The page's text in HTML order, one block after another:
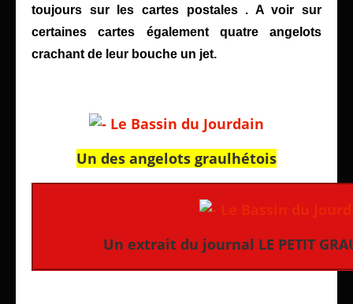
toujours sur les cartes postales . A voir sur
certaines cartes également quatre angelots
crachant de leur bouche un jet.
Un des angelots graulhétois
Un extrait du journal LE PETIT